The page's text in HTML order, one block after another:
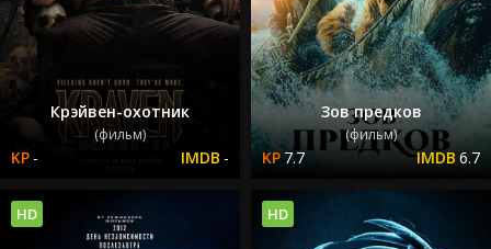
Крэйвен-охотник
(фильм)
- -
Зов предков
(фильм)
7.7 6.7
HD HD